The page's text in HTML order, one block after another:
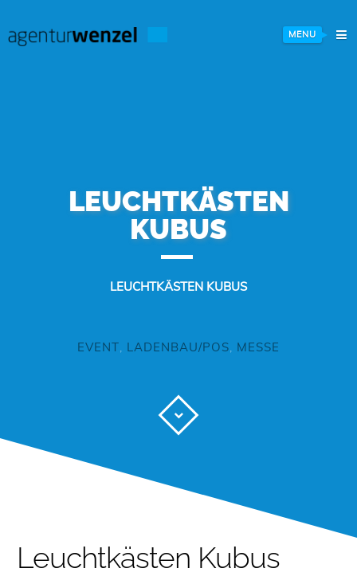
MENU
LEUCHTKÄSTEN
KUBUS
LEUCHTKÄSTEN KUBUS
EVENT , LADENBAU/POS, MESSE
Leuchtkästen Kubus